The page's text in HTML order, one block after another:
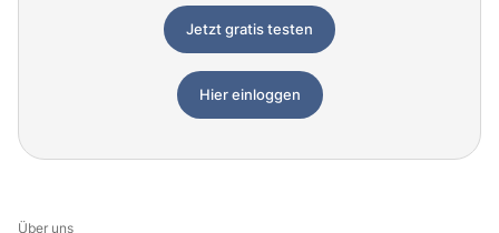
Jetzt gratis testen
Hier einloggen
Über uns